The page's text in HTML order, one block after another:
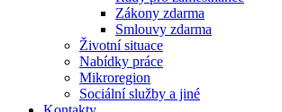
Zákony zdarma
Smlouvy zdarma
Životní situace
Nabídky práce
Mikroregion
Sociální služby a jiné